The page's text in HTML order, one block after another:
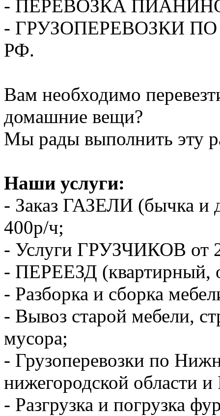
- ПЕРЕВОЗКА
- ГРУЗОПЕРЕВОЗКИ
РФ.
Вам необходимо
домашние вещи?
Мы рады выполнить эту
Наши услуги:
- Заказ ГАЗЕЛИ (бычка и
400р/ч;
- Услуги ГРУЗЧИКОВ от
- ПЕРЕЕЗД (квартирный,
- Разборка и сборка
- Вывоз старой мебели,
мусора;
- Грузоперевозки по
нижегородской области и
- Разгрузка и погрузка